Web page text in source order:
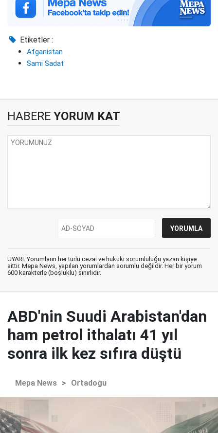
Etiketler :
Afganistan
Sami Sadat
HABERE YORUM KAT
UYARI: Yorumların her türlü cezai ve hukuki sorumluluğu yazan kişiye
aittir. Mepa News, yapılan yorumlardan sorumlu değildir. Her bir yorum
600 karakterle (boşluklu) sınırlıdır.
ABD'nin Suudi Arabistan'dan
ham petrol ithalatı 41 yıl
sonra ilk kez sıfıra düştü
Mepa News > Ortadoğu